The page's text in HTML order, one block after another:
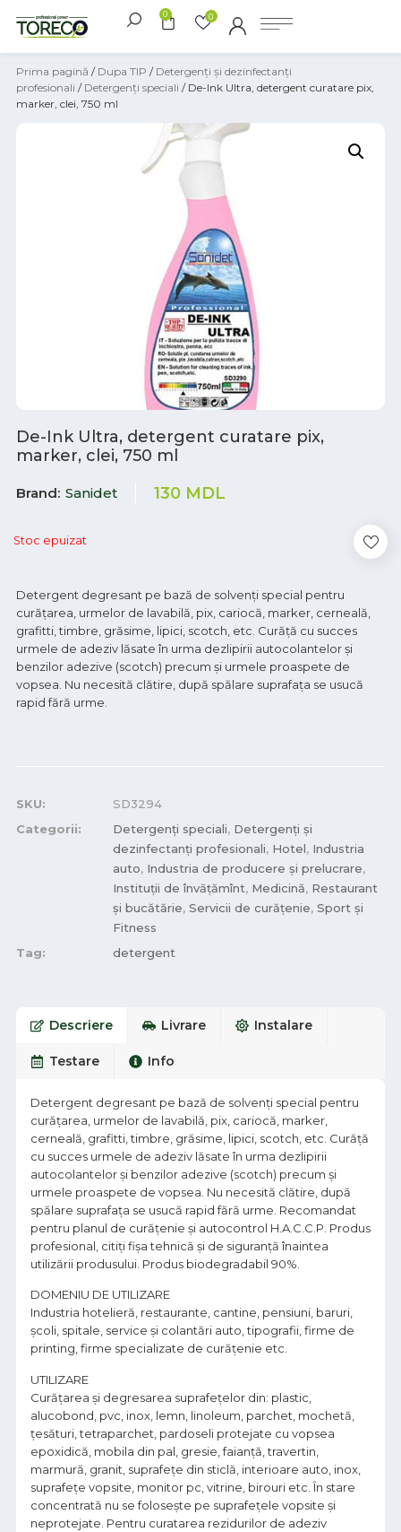
0 0
Prima pagină / Dupa TIP / Detergenți și dezinfectanți
profesionali / Detergenți speciali / De-Ink Ultra, detergent curatare pix,
marker, clei, 750 ml
De-Ink Ultra, detergent curatare pix,
marker, clei, 750 ml
Brand Sanidet 130 MDL
Stoc epuizat
Detergent degresant pe bază de solvenţi special pentru
curăţarea, urmelor de lavabilă, pix, cariocă, marker, cerneală,
grafitti, timbre, grăsime, lipici, scotch, etc. Curăță cu succes
urmele de adeziv lăsate în urma dezlipirii autocolantelor şi
benzilor adezive (scotch) precum şi urmele proaspete de
vopsea. Nu necesită clătire, după spălare suprafața se usucă
rapid fără urme.
SKU:
SD3294
Categorii:
Detergenți speciali, Detergenți și
dezinfectanți profesionali, Hotel, Industria
auto, Industria de producere și prelucrare,
Instituții de învățămînt, Medicină, Restaurant
și bucătărie, Servicii de curățenie, Sport și
Fitness
Tag:
detergent
Descriere Livrare Instalare
Testare Info
Detergent degresant pe bază de solvenţi special pentru
curăţarea, urmelor de lavabilă, pix, cariocă, marker,
cerneală, grafitti, timbre, grăsime, lipici, scotch, etc. Curăță
cu succes urmele de adeziv lăsate în urma dezlipirii
autocolantelor şi benzilor adezive (scotch) precum şi
urmele proaspete de vopsea. Nu necesită clătire, după
spălare suprafața se usucă rapid fără urme. Recomandat
pentru planul de curăţenie şi autocontrol H.A.C.C.P. Produs
profesional, citiţi fişa tehnică și de siguranţă înaintea
utilizării produsului. Produs biodegradabil 90%.
DOMENIU DE UTILIZARE
Industria hotelieră, restaurante, cantine, pensiuni, baruri,
şcoli, spitale, service şi colantări auto, tipografii, firme de
printing, firme specializate de curăţenie etc.
UTILIZARE
Curăţarea și degresarea suprafețelor din: plastic,
alucobond, pvc, inox, lemn, linoleum, parchet, mochetă,
țesături, tetraparchet, pardoseli protejate cu vopsea
epoxidică, mobila din pal, gresie, faianță, travertin,
marmură, granit, suprafeţe din sticlă, interioare auto, inox,
suprafeţe vopsite, monitor pc, vitrine, birouri etc. În stare
concentrată nu se foloseşte pe suprafeţele vopsite şi
neprotejate. Pentru curatarea rezidurilor de adeziv